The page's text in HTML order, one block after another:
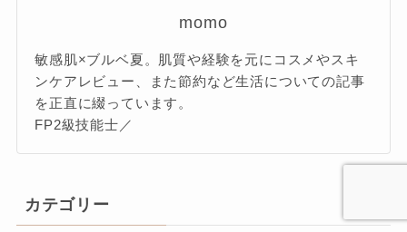
momo
敏感肌×ブルベ夏。肌質や経験を元にコスメやスキ
ンケアレビュー、また節約など生活についての記事
を正直に綴っています。
FP2級技能士／
カテゴリー